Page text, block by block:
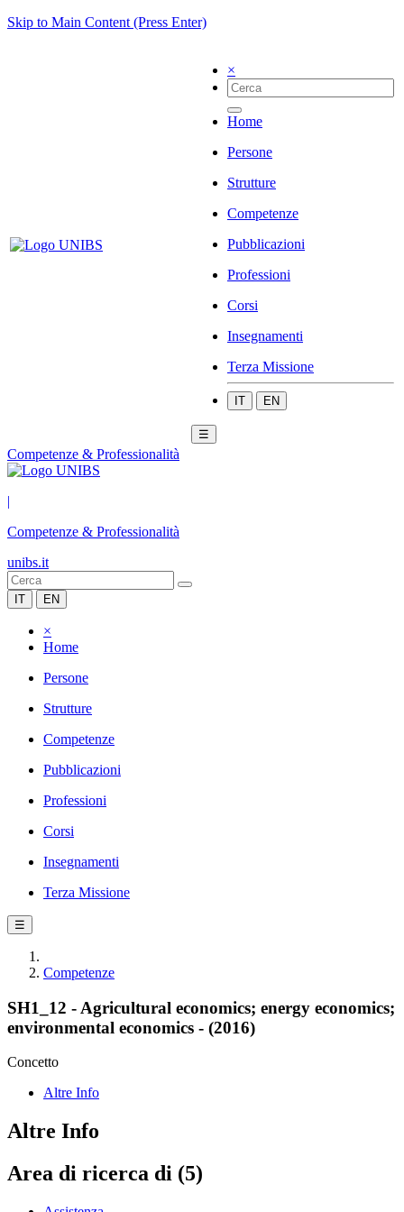
Skip to Main Content (Press Enter)
×
Home
Persone
Strutture
Competenze
Pubblicazioni
Professioni
Corsi
Insegnamenti
Terza Missione
IT EN
☰
Competenze & Professionalità
|
Competenze & Professionalità
unibs.it
IT EN
×
Home
Persone
Strutture
Competenze
Pubblicazioni
Professioni
Corsi
Insegnamenti
Terza Missione
☰
Competenze
SH1_12 - Agricultural economics; energy economics;
environmental economics - (2016)
Concetto
Altre Info
Altre Info
Area di ricerca di (5)